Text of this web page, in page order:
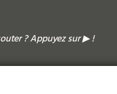
? Appuyez sur▶︎!